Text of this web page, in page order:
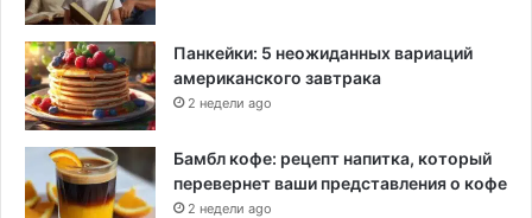
Панкейки: 5 неожиданных вариаций
американского завтрака
2 недели ago
Бамбл кофе: рецепт напитка, который
перевернет ваши представления о кофе
2 недели ago